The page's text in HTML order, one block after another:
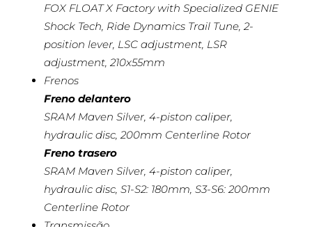
FOX FLOAT X Factory with Specialized GENIE
Shock Tech, Ride Dynamics Trail Tune, 2-
position lever, LSC adjustment, LSR
adjustment, 210x55mm
Frenos
Freno delantero
SRAM Maven Silver, 4-piston caliper,
hydraulic disc, 200mm Centerline Rotor
Freno trasero
SRAM Maven Silver, 4-piston caliper,
hydraulic disc, S1-S2: 180mm, S3-S6: 200mm
Centerline Rotor